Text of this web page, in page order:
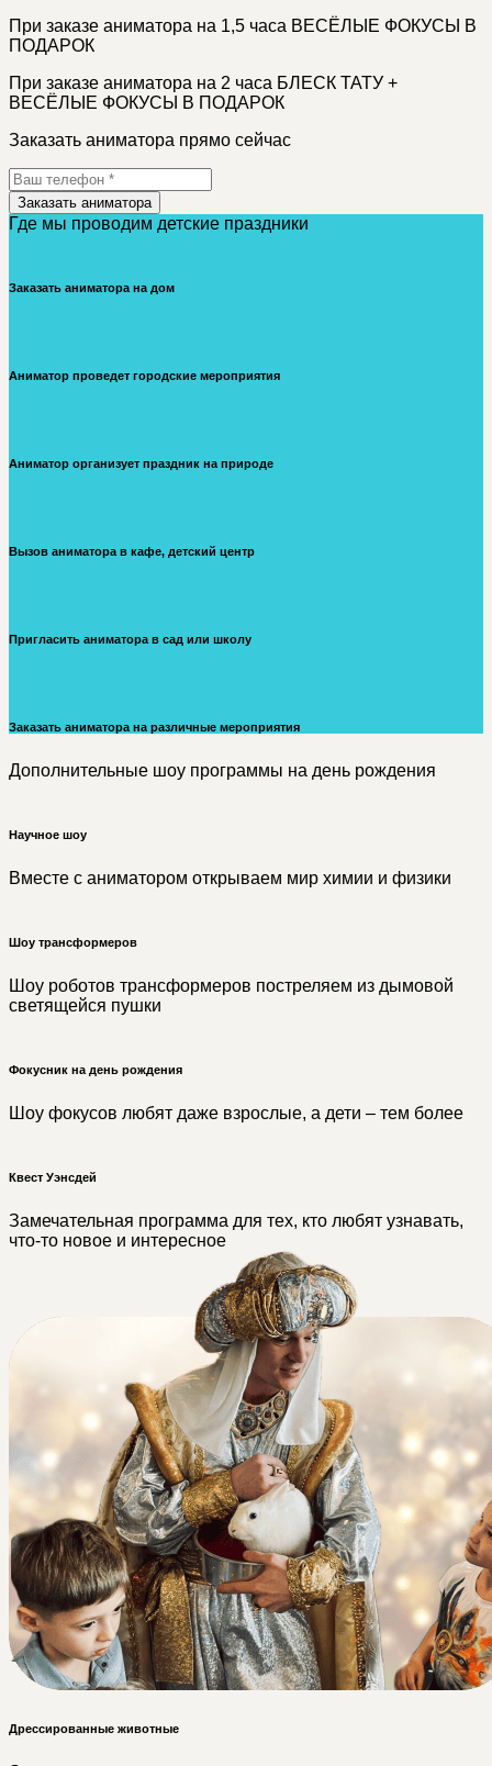
При заказе аниматора на 1,5 часа ВЕСЁЛЫЕ ФОКУСЫ В
ПОДАРОК
При заказе аниматора на 2 часа БЛЕСК ТАТУ +
ВЕСЁЛЫЕ ФОКУСЫ В ПОДАРОК
Заказать аниматора прямо сейчас
Заказать аниматора
Где мы проводим детские праздники
Заказать аниматора на дом
Аниматор проведет городские мероприятия
Аниматор организует праздник на природе
Вызов аниматора в кафе, детский центр
Пригласить аниматора в сад или школу
Заказать аниматора на различные мероприятия
Дополнительные шоу программы на день рождения
Научное шоу
Вместе с аниматором открываем мир химии и физики
Шоу трансформеров
Шоу роботов трансформеров постреляем из дымовой
светящейся пушки
Фокусник на день рождения
Шоу фокусов любят даже взрослые, а дети – тем более
Квест Уэнсдей
Замечательная программа для тех, кто любят узнавать,
что-то новое и интересное
Дрессированные животные